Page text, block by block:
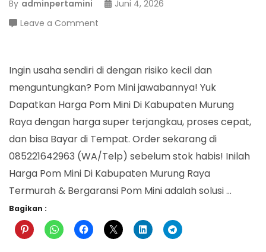
By adminpertamini
Juni 4, 2026
Leave a Comment
Mini
Di
Kabupaten
Raya
Ingin usaha sendiri di dengan risiko kecil dan
menguntungkan? Pom Mini jawabannya! Yuk
Dapatkan Harga Pom Mini Di Kabupaten Murung
Raya dengan harga super terjangkau, proses cepat,
dan bisa Bayar di Tempat. Order sekarang di
085221642963 (WA/Telp) sebelum stok habis! Inilah
Harga Pom Mini Di Kabupaten Murung Raya
Termurah & Bergaransi Pom Mini adalah solusi …
Bagikan :